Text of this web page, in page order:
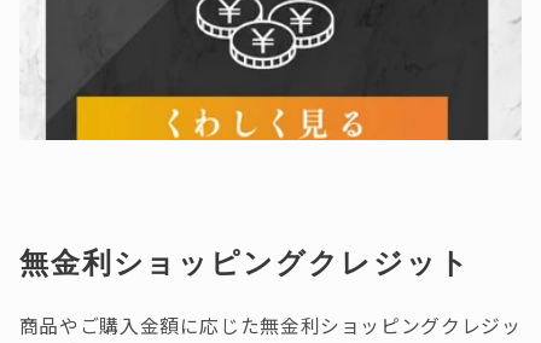
無金利ショッピングクレジット
商品やご購入金額に応じた無金利ショッピングクレジッ